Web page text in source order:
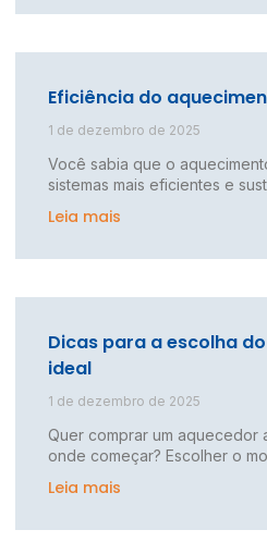
Eficiência do
1 de dezembro de 2025
Você sabia que o
sistemas mais eficientes e
Leia mais
Dicas para a escolha
ideal
1 de dezembro de 2025
Quer comprar um aquecedor
onde começar? Escolher o
Leia mais